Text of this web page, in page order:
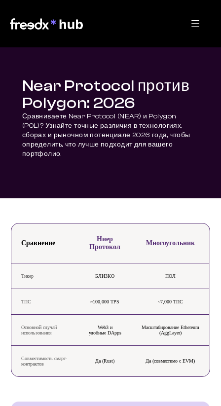
Near Protocol против
Polygon: 2026
Сравниваете Near Protocol (NEAR) и Polygon
(POL)? Узнайте точные различия в технологиях,
сборах и рыночном потенциале 2026 года, чтобы
определить, что лучше подходит для вашего
портфолио.
Сравнение
Ниер
Протокол
Многоугольник
Тикер БЛИЗКО ПОЛ
ТПС ~100,000 TPS ~7,000 ТПС
Основной случай
использования
Web3 и
удобные DApps
Масштабирование Ethereum
(AggLayer)
Совместимость смарт-
контрактов
Да (Rust) Да (совместимо с EVM)